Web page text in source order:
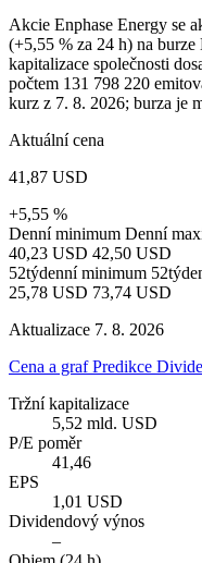
Akcie Enphase Energy se
(+5,55 % za 24 h) na
kapitalizace společnosti
počtem 131 798 220
kurz z 7. 8. 2026; burza je
Aktuální cena
41,87 USD
+5,55 %
Denní minimum Denní
40,23 USD 42,50 USD
52týdenní minimum
25,78 USD 73,74 USD
Aktualizace 7. 8. 2026
Cena a grafPredikce
Tržní kapitalizace
5,52 mld. USD
P/E poměr
41,46
EPS
1,01 USD
Dividendový výnos
–